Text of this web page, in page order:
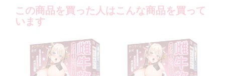
この商品を買った人はこんな商品を買って
います